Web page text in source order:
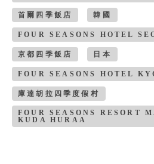
首爾四季飯店 韓國
FOUR SEASONS HOTEL
京都四季飯店 日本
FOUR SEASONS HOTEL
庫達胡拉四季度假村
FOUR SEASONS RESORT
KUDA HURAA